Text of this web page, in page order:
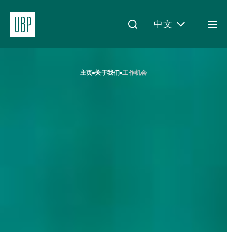
My Access
Linkedin
Instagram
X Facebook
Youtube
WeChat
Spotify
中文
主页 关于我们 工作机会